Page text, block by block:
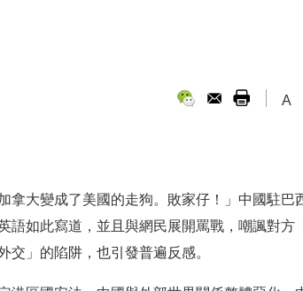
A
拿大變成了美國的走狗。敗家仔！」中國駐巴
語如此寫道，並且與網民展開罵戰，嘲諷對方
」的陷阱，也引發普遍反感。